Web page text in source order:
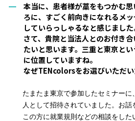
本当に、患者様が藁をもつかむ
ろに、すごく前向きになれるメ
していらっしゃるなと感じました
さて、貴院と当法人とのお付き
たいと思います。三重と東京と
に位置していますね。
なぜTENcolorsをお選びいただい
たまたま東京で参加したセミナーに
人として招待されていました。 お話
この方に就業規則などの相談をし